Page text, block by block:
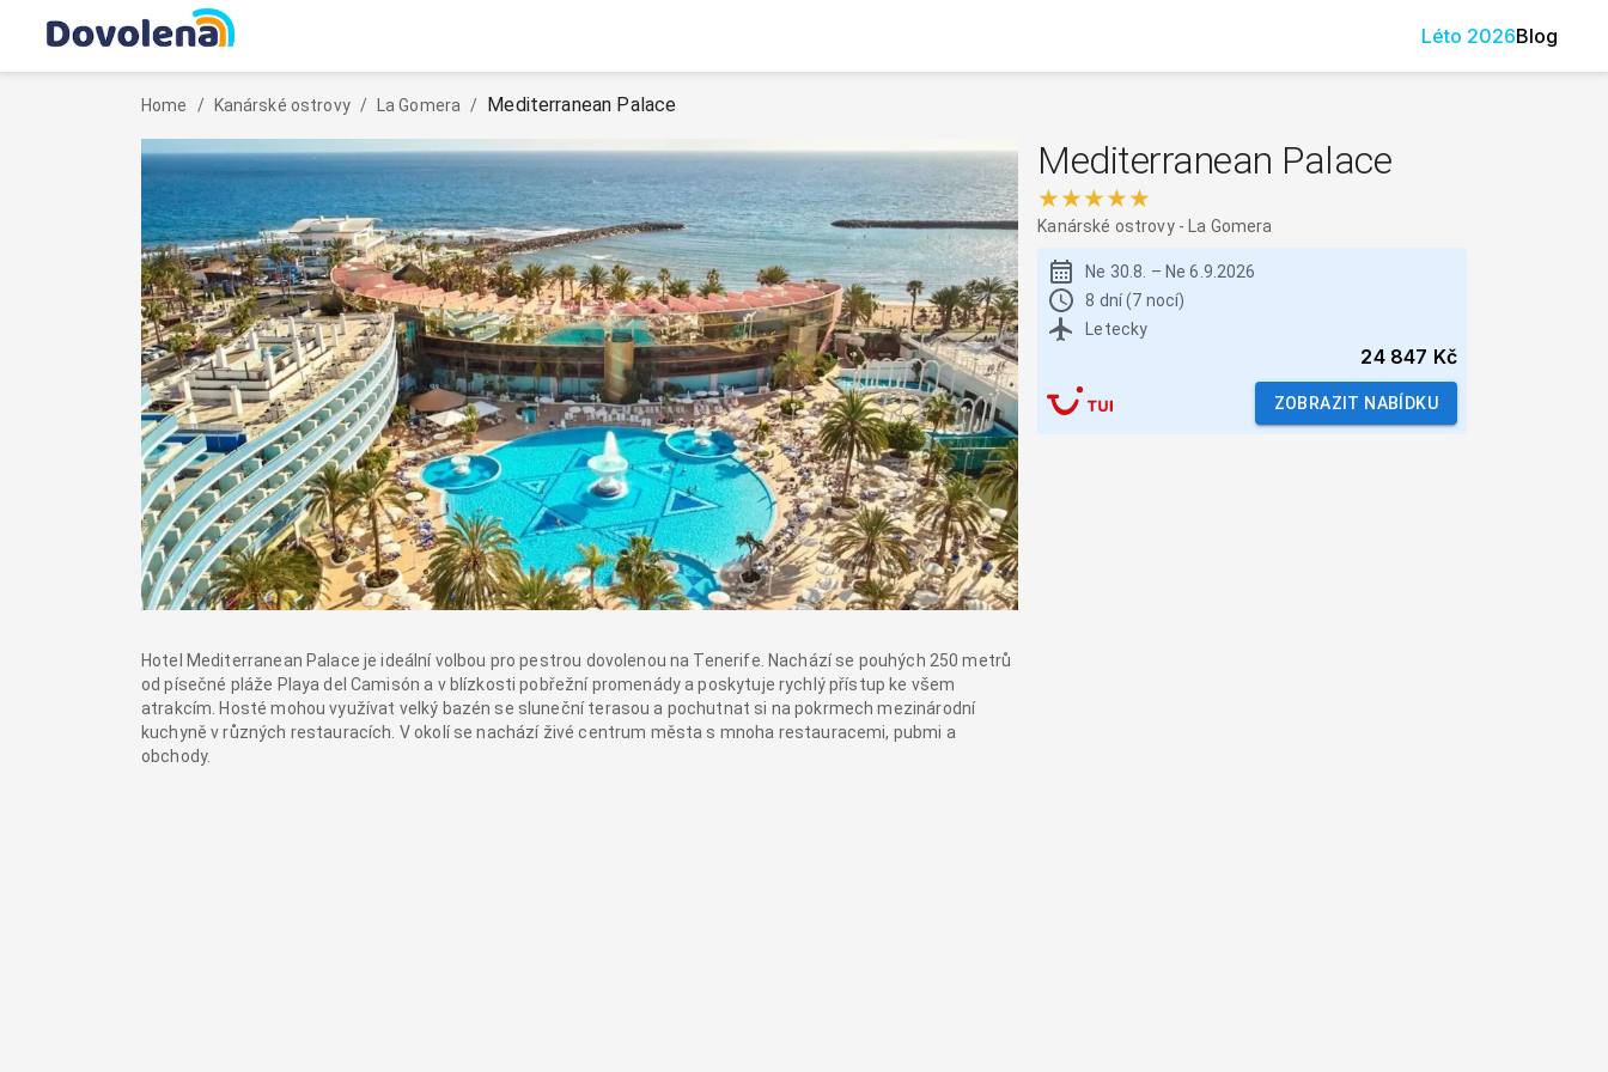
Léto 2026Blog
Home / Kanárské ostrovy / La Gomera / Mediterranean Palace
Hotel Mediterranean Palace je ideální volbou pro pestrou dovolenou na Tenerife. Nachází se pouhých 250 metrů
od písečné pláže Playa del Camisón a v blízkosti pobřežní promenády a poskytuje rychlý přístup ke všem
atrakcím. Hosté mohou využívat velký bazén se sluneční terasou a pochutnat si na pokrmech mezinárodní
kuchyně v různých restauracích. V okolí se nachází živé centrum města s mnoha restauracemi, pubmi a
obchody.
Mediterranean Palace
★★★★★
Kanárské ostrovy- La Gomera
Ne 30.8. – Ne 6.9.2026
8 dní (7 nocí)
Letecky
24 847 Kč
ZOBRAZIT NABÍDKU